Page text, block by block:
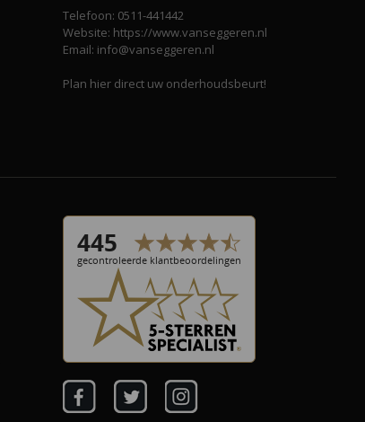
Telefoon: 0511-441442
Website: https://www.vanseggeren.nl
Email: info@vanseggeren.nl
Plan hier direct uw onderhoudsbeurt!